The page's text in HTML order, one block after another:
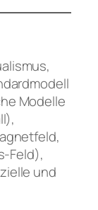
Modelle
Feld),
und